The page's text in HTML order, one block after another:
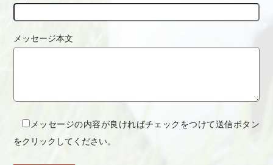
メッセージ本文
メッセージの内容が良ければチェックをつけて送信ボタン
をクリックしてください。